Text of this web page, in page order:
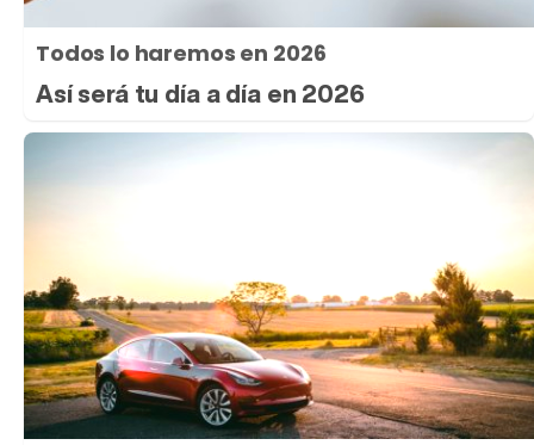
Todos lo haremos en 2026
Así será tu día a día en 2026